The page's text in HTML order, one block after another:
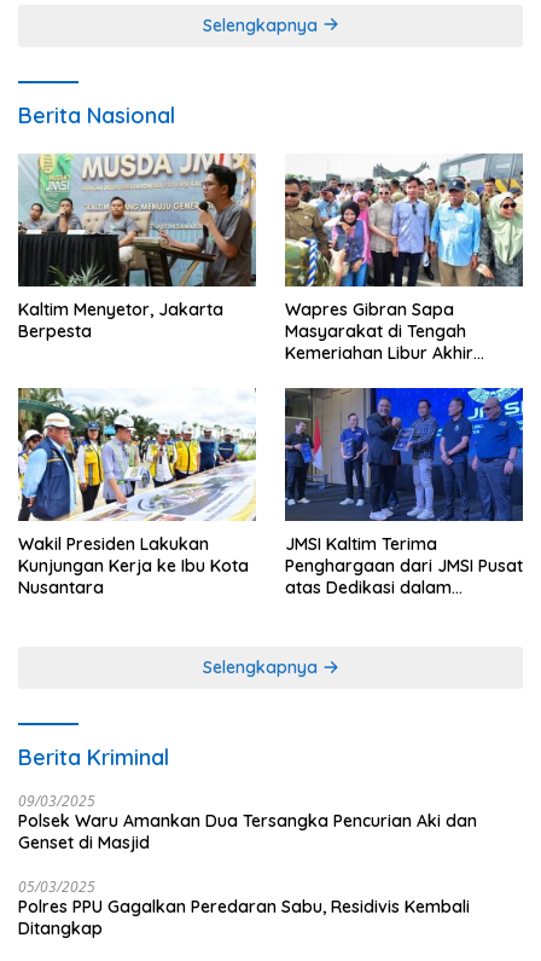
Selengkapnya
Berita Nasional
Kaltim Menyetor, Jakarta
Berpesta
Wapres Gibran Sapa
Masyarakat di Tengah
Kemeriahan Libur Akhir
Wakil Presiden Lakukan
Kunjungan Kerja ke Ibu Kota
Nusantara
JMSI Kaltim Terima
Penghargaan dari JMSI Pusat
atas Dedikasi dalam
Selengkapnya
Berita Kriminal
09/03/2025
Polsek Waru Amankan Dua Tersangka Pencurian Aki dan
Genset di Masjid
05/03/2025
Polres PPU Gagalkan Peredaran Sabu, Residivis Kembali
Ditangkap